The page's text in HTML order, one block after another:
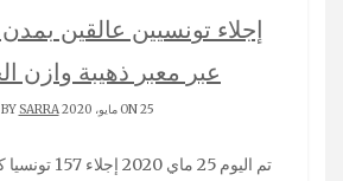
إجلاء تونسيين عالقين بمدن
عبر معبر ذهيبة وازن
ON 25 مايو، 2020 BY SARRA
تم اليوم 25 ماي 2020 إجلاء 157 تونسيا كانوا عالقين بعدة